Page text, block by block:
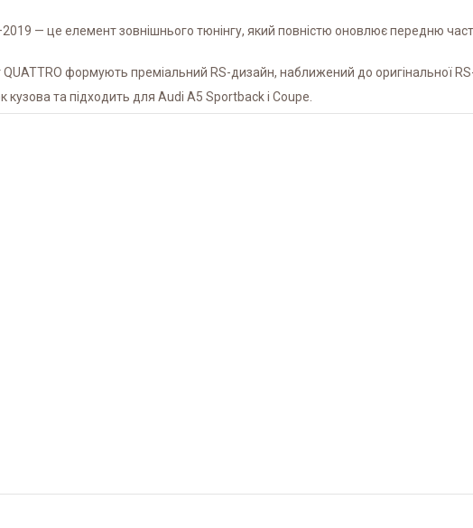
— це елемент зовнішнього тюнінгу, який повністю оновлює передню
формують преміальний RS-дизайн, наближений до оригінальної RS-
та підходить для Audi A5 Sportback і Coupe.